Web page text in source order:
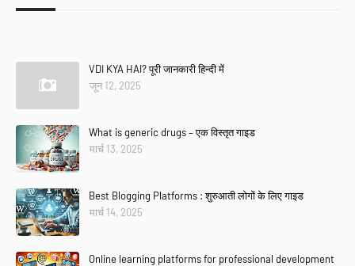
VDI KYA HAI? पूरी जानकारी हिन्दी में
जून 12, 2025
What is generic drugs – एक विस्तृत गाइड
मार्च 13, 2025
Best Blogging Platforms : शुरुआती लोगों के लिए गाइड
मार्च 14, 2025
Online learning platforms for professional development